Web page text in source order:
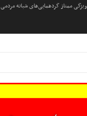
ممتاز گردهمایی‌های شبانه مردمی